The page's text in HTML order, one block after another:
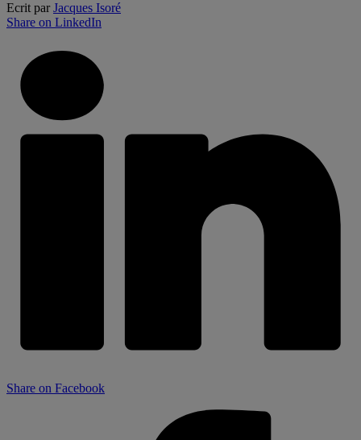
Ecrit parJacques Isoré
Share on LinkedIn
Share on Facebook